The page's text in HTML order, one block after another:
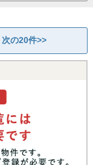
次の20件>>